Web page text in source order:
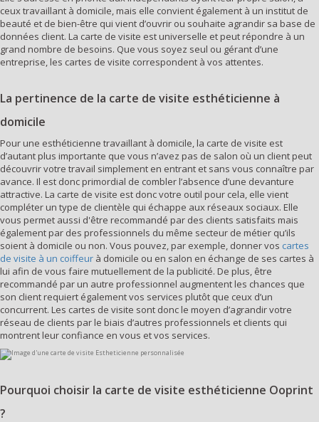
ceux travaillant à domicile, mais elle convient également à un institut de
beauté et de bien-être qui vient d’ouvrir ou souhaite agrandir sa base de
données client. La carte de visite est universelle et peut répondre à un
grand nombre de besoins. Que vous soyez seul ou gérant d’une
entreprise, les cartes de visite correspondent à vos attentes.
La pertinence de la carte de visite esthéticienne à
domicile
Pour une esthéticienne travaillant à domicile, la carte de visite est
d’autant plus importante que vous n’avez pas de salon où un client peut
découvrir votre travail simplement en entrant et sans vous connaître par
avance. Il est donc primordial de combler l’absence d’une devanture
attractive. La carte de visite est donc votre outil pour cela, elle vient
compléter un type de clientèle qui échappe aux réseaux sociaux. Elle
vous permet aussi d'être recommandé par des clients satisfaits mais
également par des professionnels du même secteur de métier qu’ils
soient à domicile ou non. Vous pouvez, par exemple, donner vos cartes
de visite à un coiffeur à domicile ou en salon en échange de ses cartes à
lui afin de vous faire mutuellement de la publicité. De plus, être
recommandé par un autre professionnel augmentent les chances que
son client requiert également vos services plutôt que ceux d’un
concurrent. Les cartes de visite sont donc le moyen d’agrandir votre
réseau de clients par le biais d’autres professionnels et clients qui
montrent leur confiance en vous et vos services.
Pourquoi choisir la carte de visite esthéticienne Ooprint
?